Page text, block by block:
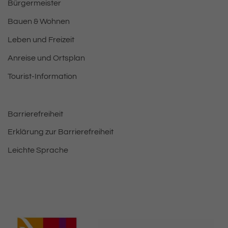
Bürgermeister
Bauen & Wohnen
Leben und Freizeit
Anreise und Ortsplan
Tourist-Information
Barrierefreiheit
Erklärung zur Barrierefreiheit
Leichte Sprache